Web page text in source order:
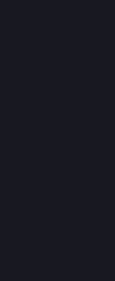
È tutto ciò
ripete: le è
chiama al
risposta....